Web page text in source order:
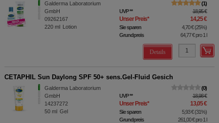
Galderma Laboratorium
GmbH
09262167
220 ml Lotion
1
UVP** 18,95 €
Unser Preis* 14,25 €
Sie sparen 4,70 €(25%)
Grundpreis
64,77 €pro 1 l
Details
CETAPHIL Sun Daylong SPF 50+ sens.Gel-Fluid Gesich
Galderma Laboratorium
GmbH
14237272
50 ml Gel
0
UVP** 18,98 €
Unser Preis* 13,05 €
Sie sparen 5,93 €(31%)
Grundpreis
261,00 €pro 1 l